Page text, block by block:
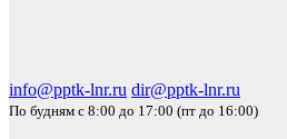
info@pptk-lnr.ru dir@pptk-lnr.ru
По будням с 8:00 до 17:00 (пт до 16:00)